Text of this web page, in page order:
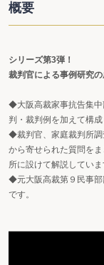
概要
シリーズ第3弾！
裁判官による事例研究の
◆大阪高裁家事抗告集中
判・裁判例を加えて構
◆裁判官、家庭裁判所調
から寄せられた質問を
所に設けて解説していま
◆元大阪高裁第９民事部
です。